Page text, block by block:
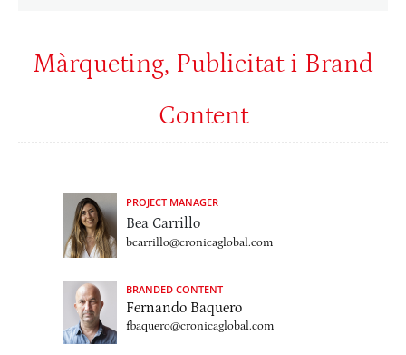
Màrqueting, Publicitat i Brand
Content
PROJECT MANAGER
Bea Carrillo
bcarrillo@cronicaglobal.com
BRANDED CONTENT
Fernando Baquero
fbaquero@cronicaglobal.com